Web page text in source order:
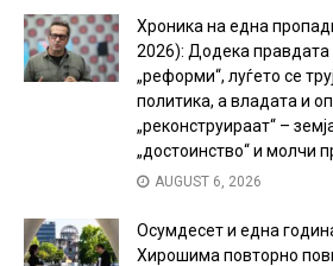
Хроника на една
2026): Додека правдата
„реформи“, луѓето се
политика, а владата и
„реконструираат“ –
„достоинство“ и молчи
AUGUST 6, 2026
Осумдесет и една
Хирошима повторно